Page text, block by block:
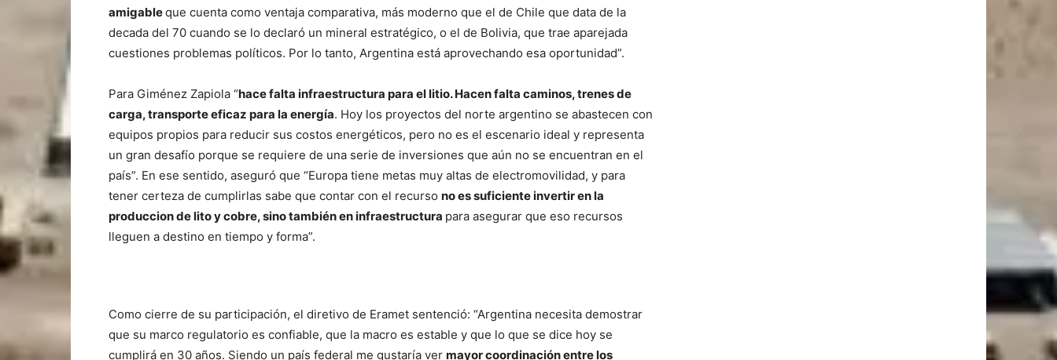
amigableque cuenta como ventaja comparativa, más moderno que el de Chile que data de la
decada del 70 cuando se lo declaró un mineral estratégico, o el de Bolivia, que trae aparejada
cuestiones problemas políticos. Por lo tanto, Argentina está aprovechando esa oportunidad”.
Para Giménez Zapiola “hace falta infraestructura para el litio. Hacen falta caminos, trenes de
carga, transporte eficaz para la energía. Hoy los proyectos del norte argentino se abastecen con
equipos propios para reducir sus costos energéticos, pero no es el escenario ideal y representa
un gran desafío porque se requiere de una serie de inversiones que aún no se encuentran en el
país”. En ese sentido, aseguró que “Europa tiene metas muy altas de electromovilidad, y para
tener certeza de cumplirlas sabe que contar con el recurso no es suficiente invertir en la
produccion de lito y cobre, sino también en infraestructura para asegurar que eso recursos
lleguen a destino en tiempo y forma”.
Como cierre de su participación, el diretivo de Eramet sentenció: “Argentina necesita demostrar
que su marco regulatorio es confiable, que la macro es estable y que lo que se dice hoy se
cumplirá en 30 años. Siendo un país federal me gustaría ver mayor coordinación entre los